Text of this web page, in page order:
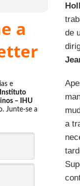
a
e
Instituto
– IHU
Junte-se a
de
a